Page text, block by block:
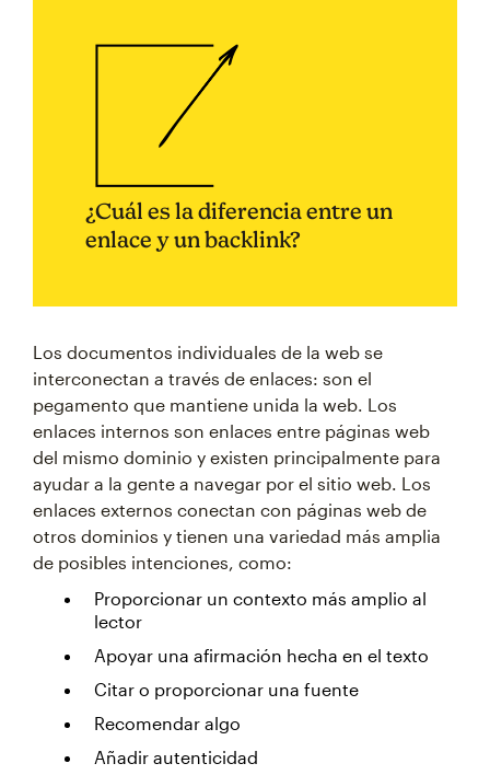
¿Cuál es la diferencia entre un
enlace y un backlink?
Los documentos individuales de la web se
interconectan a través de enlaces: son el
pegamento que mantiene unida la web. Los
enlaces internos son enlaces entre páginas web
del mismo dominio y existen principalmente para
ayudar a la gente a navegar por el sitio web. Los
enlaces externos conectan con páginas web de
otros dominios y tienen una variedad más amplia
de posibles intenciones, como:
Proporcionar un contexto más amplio al
lector
Apoyar una afirmación hecha en el texto
Citar o proporcionar una fuente
Recomendar algo
Añadir autenticidad